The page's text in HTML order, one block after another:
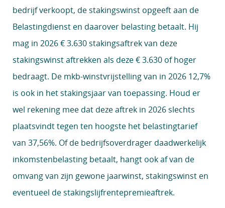
bedrijf verkoopt, de stakingswinst opgeeft aan de
Belastingdienst en daarover belasting betaalt. Hij
mag in 2026 € 3.630 stakingsaftrek van deze
stakingswinst aftrekken als deze € 3.630 of hoger
bedraagt. De mkb-winstvrijstelling van in 2026 12,7%
is ook in het stakingsjaar van toepassing. Houd er
wel rekening mee dat deze aftrek in 2026 slechts
plaatsvindt tegen ten hoogste het belastingtarief
van 37,56%. Of de bedrijfsoverdrager daadwerkelijk
inkomstenbelasting betaalt, hangt ook af van de
omvang van zijn gewone jaarwinst, stakingswinst en
eventueel de stakingslijfrentepremieaftrek.